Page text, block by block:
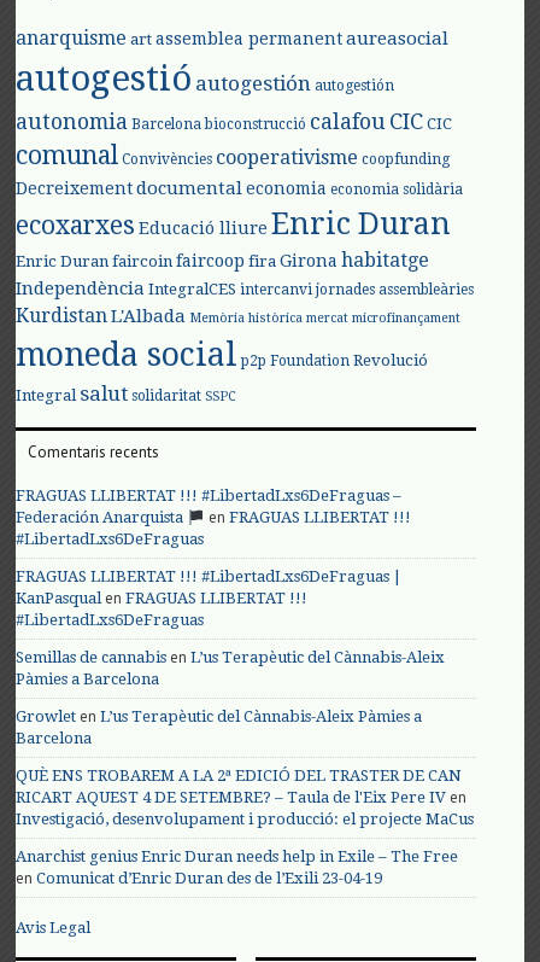
anarquisme art assemblea permanent aureasocial
autogestió autogestión autogestión
autonomia Barcelona bioconstrucció calafouCIC CIC
comunal Convivències cooperativisme coopfunding
Decreixement documental economia economia solidària
ecoxarxes Educació lliure Enric Duran
Enric Duran faircoin faircoop fira Girona habitatge
Independència IntegralCES intercanvi jornades assembleàries
KurdistanL'Albada Memòria històrica mercat microfinançament
moneda social p2p Foundation Revolució
Integral salut solidaritat SSPC
Comentaris recents
FRAGUAS LLIBERTAT !!! #LibertadLxs6DeFraguas –
Federación Anarquista
enFRAGUAS LLIBERTAT !!!
#LibertadLxs6DeFraguas
FRAGUAS LLIBERTAT !!! #LibertadLxs6DeFraguas |
KanPasqualenFRAGUAS LLIBERTAT !!!
#LibertadLxs6DeFraguas
Semillas de cannabis enL’us Terapèutic del Cànnabis-Aleix
Pàmies a Barcelona
Growlet enL’us Terapèutic del Cànnabis-Aleix Pàmies a
Barcelona
QUÈ ENS TROBAREM A LA 2ª EDICIÓ DEL TRASTER DE CAN
RICART AQUEST 4 DE SETEMBRE? – Taula de l'Eix Pere IV en
Investigació, desenvolupament i producció: el projecte MaCus
Anarchist genius Enric Duran needs help in Exile – The Free
enComunicat d’Enric Duran des de l’Exili 23-04-19
Avis Legal